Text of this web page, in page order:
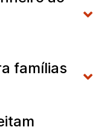
famílias